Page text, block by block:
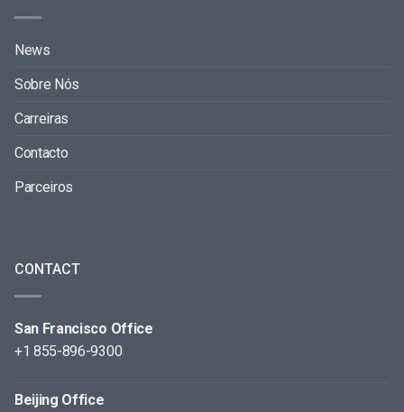
News
Sobre Nós
Carreiras
Contacto
Parceiros
CONTACT
San Francisco Office
+1 855-896-9300
Beijing Office